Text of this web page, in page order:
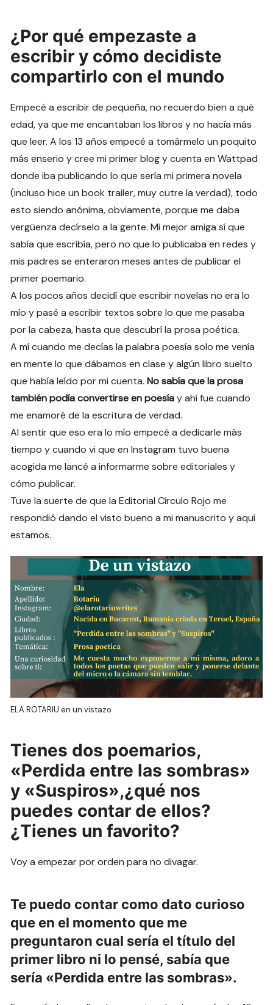
¿Por qué empezaste a
escribir y cómo decidiste
compartirlo con el mundo
Empecé a escribir de pequeña, no recuerdo bien a qué
edad, ya que me encantaban los libros y no hacía más
que leer. A los 13 años empecé a tomármelo un poquito
más enserio y cree mi primer blog y cuenta en Wattpad
donde iba publicando lo que sería mi primera novela
(incluso hice un book trailer, muy cutre la verdad), todo
esto siendo anónima, obviamente, porque me daba
vergüenza decírselo a la gente. Mi mejor amiga sí que
sabía que escribía, pero no que lo publicaba en redes y
mis padres se enteraron meses antes de publicar el
primer poemario.
A los pocos años decidí que escribir novelas no era lo
mío y pasé a escribir textos sobre lo que me pasaba
por la cabeza, hasta que descubrí la prosa poética.
A mí cuando me decías la palabra poesía solo me venía
en mente lo que dábamos en clase y algún libro suelto
que había leído por mi cuenta.No sabía que la prosa
también podía convertirse en poesíay ahí fue cuando
me enamoré de la escritura de verdad.
Al sentir que eso era lo mío empecé a dedicarle más
tiempo y cuando vi que en Instagram tuvo buena
acogida me lancé a informarme sobre editoriales y
cómo publicar.
Tuve la suerte de que la Editorial Círculo Rojo me
respondió dando el visto bueno a mi manuscrito y aquí
estamos.
ELA ROTARIU en un vistazo
Tienes dos poemarios,
«Perdida entre las sombras»
y «Suspiros»,¿qué nos
puedes contar de ellos?
¿Tienes un favorito?
Voy a empezar por orden para no divagar.
Te puedo contar como dato curioso
que en el momento que me
preguntaron cual sería el título del
primer libro ni lo pensé, sabía que
sería «Perdida entre las sombras».